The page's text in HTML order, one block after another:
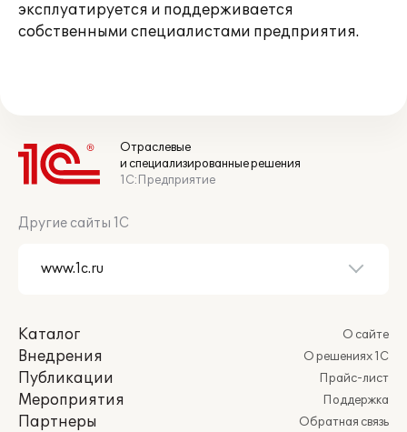
эксплуатируется и поддерживается
собственными специалистами предприятия.
Отраслевые
и специализированные решения
1С:Предприятие
Другие сайты 1С
Каталог
Внедрения
Публикации
Мероприятия
Партнеры
О сайте
О решениях 1С
Прайс-лист
Поддержка
Обратная связь